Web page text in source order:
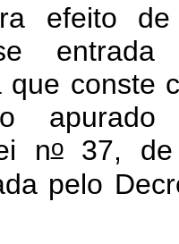
efeito de
se
que conste
apurado
no37, de
pelo